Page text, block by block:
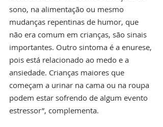
sono, na alimentação ou mesmo
mudanças repentinas de humor, que
não era comum em crianças, são sinais
importantes. Outro sintoma é a enurese,
pois está relacionado ao medo e a
ansiedade. Crianças maiores que
começam a urinar na cama ou na roupa
podem estar sofrendo de algum evento
estressor”, complementa.